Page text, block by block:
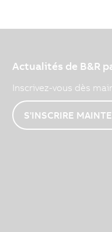
Actualités de B&R
Inscrivez-vous dès
S'INSCRIRE